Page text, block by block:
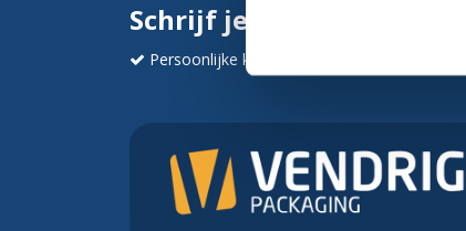
Schrijf je in en ontvang
Persoonlijke korting